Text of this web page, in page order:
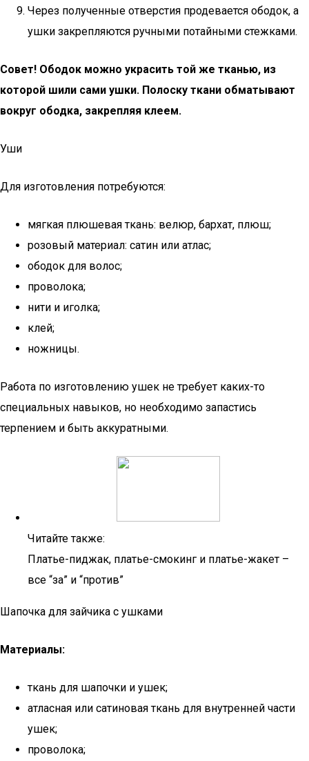
Через полученные отверстия продевается ободок, а
ушки закрепляются ручными потайными стежками.
Совет! Ободок можно украсить той же тканью, из
которой шили сами ушки. Полоску ткани обматывают
вокруг ободка, закрепляя клеем.
Уши
Для изготовления потребуются:
мягкая плюшевая ткань: велюр, бархат, плюш;
розовый материал: сатин или атлас;
ободок для волос;
проволока;
нити и иголка;
клей;
ножницы.
Работа по изготовлению ушек не требует каких-то
специальных навыков, но необходимо запастись
терпением и быть аккуратными.
Читайте также:
Платье-пиджак, платье-смокинг и платье-жакет –
все “за” и “против”
Шапочка для зайчика с ушками
Материалы:
ткань для шапочки и ушек;
атласная или сатиновая ткань для внутренней части
ушек;
проволока;